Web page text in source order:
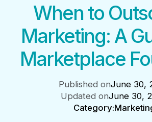
When to
Marketing: A
Marketplace
Published onJune 30,
Updated onJune 30,
Category: